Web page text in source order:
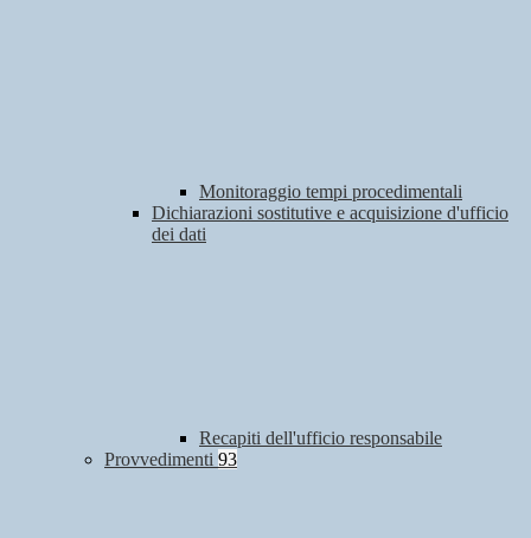
Monitoraggio tempi procedimentali
Dichiarazioni sostitutive e acquisizione d'ufficio
dei dati
Recapiti dell'ufficio responsabile
Provvedimenti 93